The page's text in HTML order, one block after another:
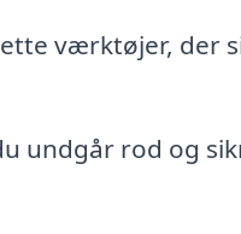
værktøjer, der
undgår rod og